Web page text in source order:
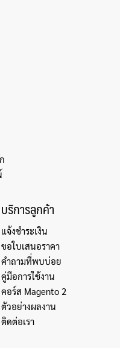
บริการลูกค้า
แจ้งชำระเงิน
ขอใบเสนอราคา
คำถามที่พบบ่อย
คู่มือการใช้งาน
คอร์ส Magento 2
ตัวอย่างผลงาน
ติดต่อเรา